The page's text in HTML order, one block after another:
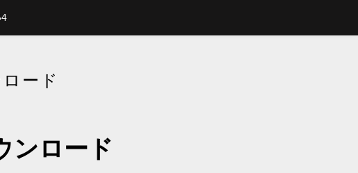
ード
ンロード